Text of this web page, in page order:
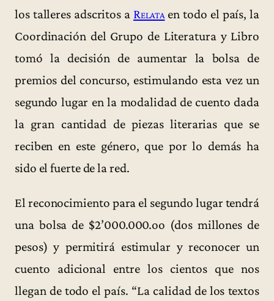
los talleres adscritos a Relata en todo el país, la
Coordinación del Grupo de Literatura y Libro
tomó la decisión de aumentar la bolsa de
premios del concurso, estimulando esta vez un
segundo lugar en la modalidad de cuento dada
la gran cantidad de piezas literarias que se
reciben en este género, que por lo demás ha
sido el fuerte de la red.
El reconocimiento para el segundo lugar tendrá
una bolsa de $2’000.000.oo (dos millones de
pesos) y permitirá estimular y reconocer un
cuento adicional entre los cientos que nos
llegan de todo el país. “La calidad de los textos